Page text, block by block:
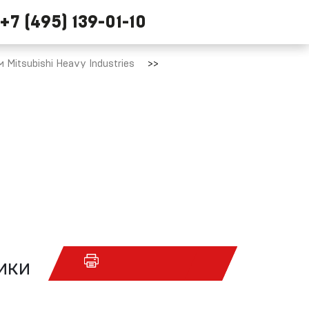
+7 (495) 139-01-10
Mitsubishi Heavy Industries